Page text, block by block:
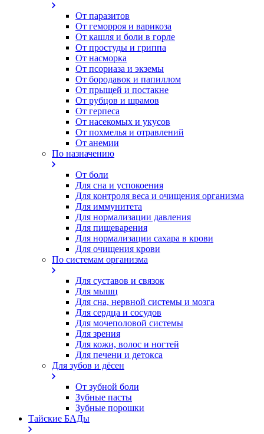
От паразитов
Oт геморроя и варикоза
От кашля и боли в горле
От простуды и гриппа
От насморка
Oт псориаза и экземы
От бородавок и папиллом
От прыщей и постакне
От рубцов и шрамов
От герпеса
От насекомых и укусов
От похмелья и отравлений
От анемии
По назначению
От боли
Для сна и успокоения
Для контроля веса и очищения организма
Для иммунитета
Для нормализации давления
Для пищеварения
Для нормализации сахара в крови
Для очищения крови
По системам организма
Для суставов и связок
Для мышц
Для сна, нервной системы и мозга
Для сердца и сосудов
Для мочеполовой системы
Для зрения
Для кожи, волос и ногтей
Для печени и детокса
Для зубов и дёсен
От зубной боли
Зубные пасты
Зубные порошки
Тайские БАДы